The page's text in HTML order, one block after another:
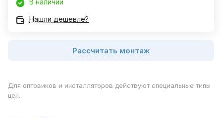
В наличии
Нашли дешевле?
Рассчитать монтаж
Для оптовиков и инсталляторов действуют специальные типы
цен.